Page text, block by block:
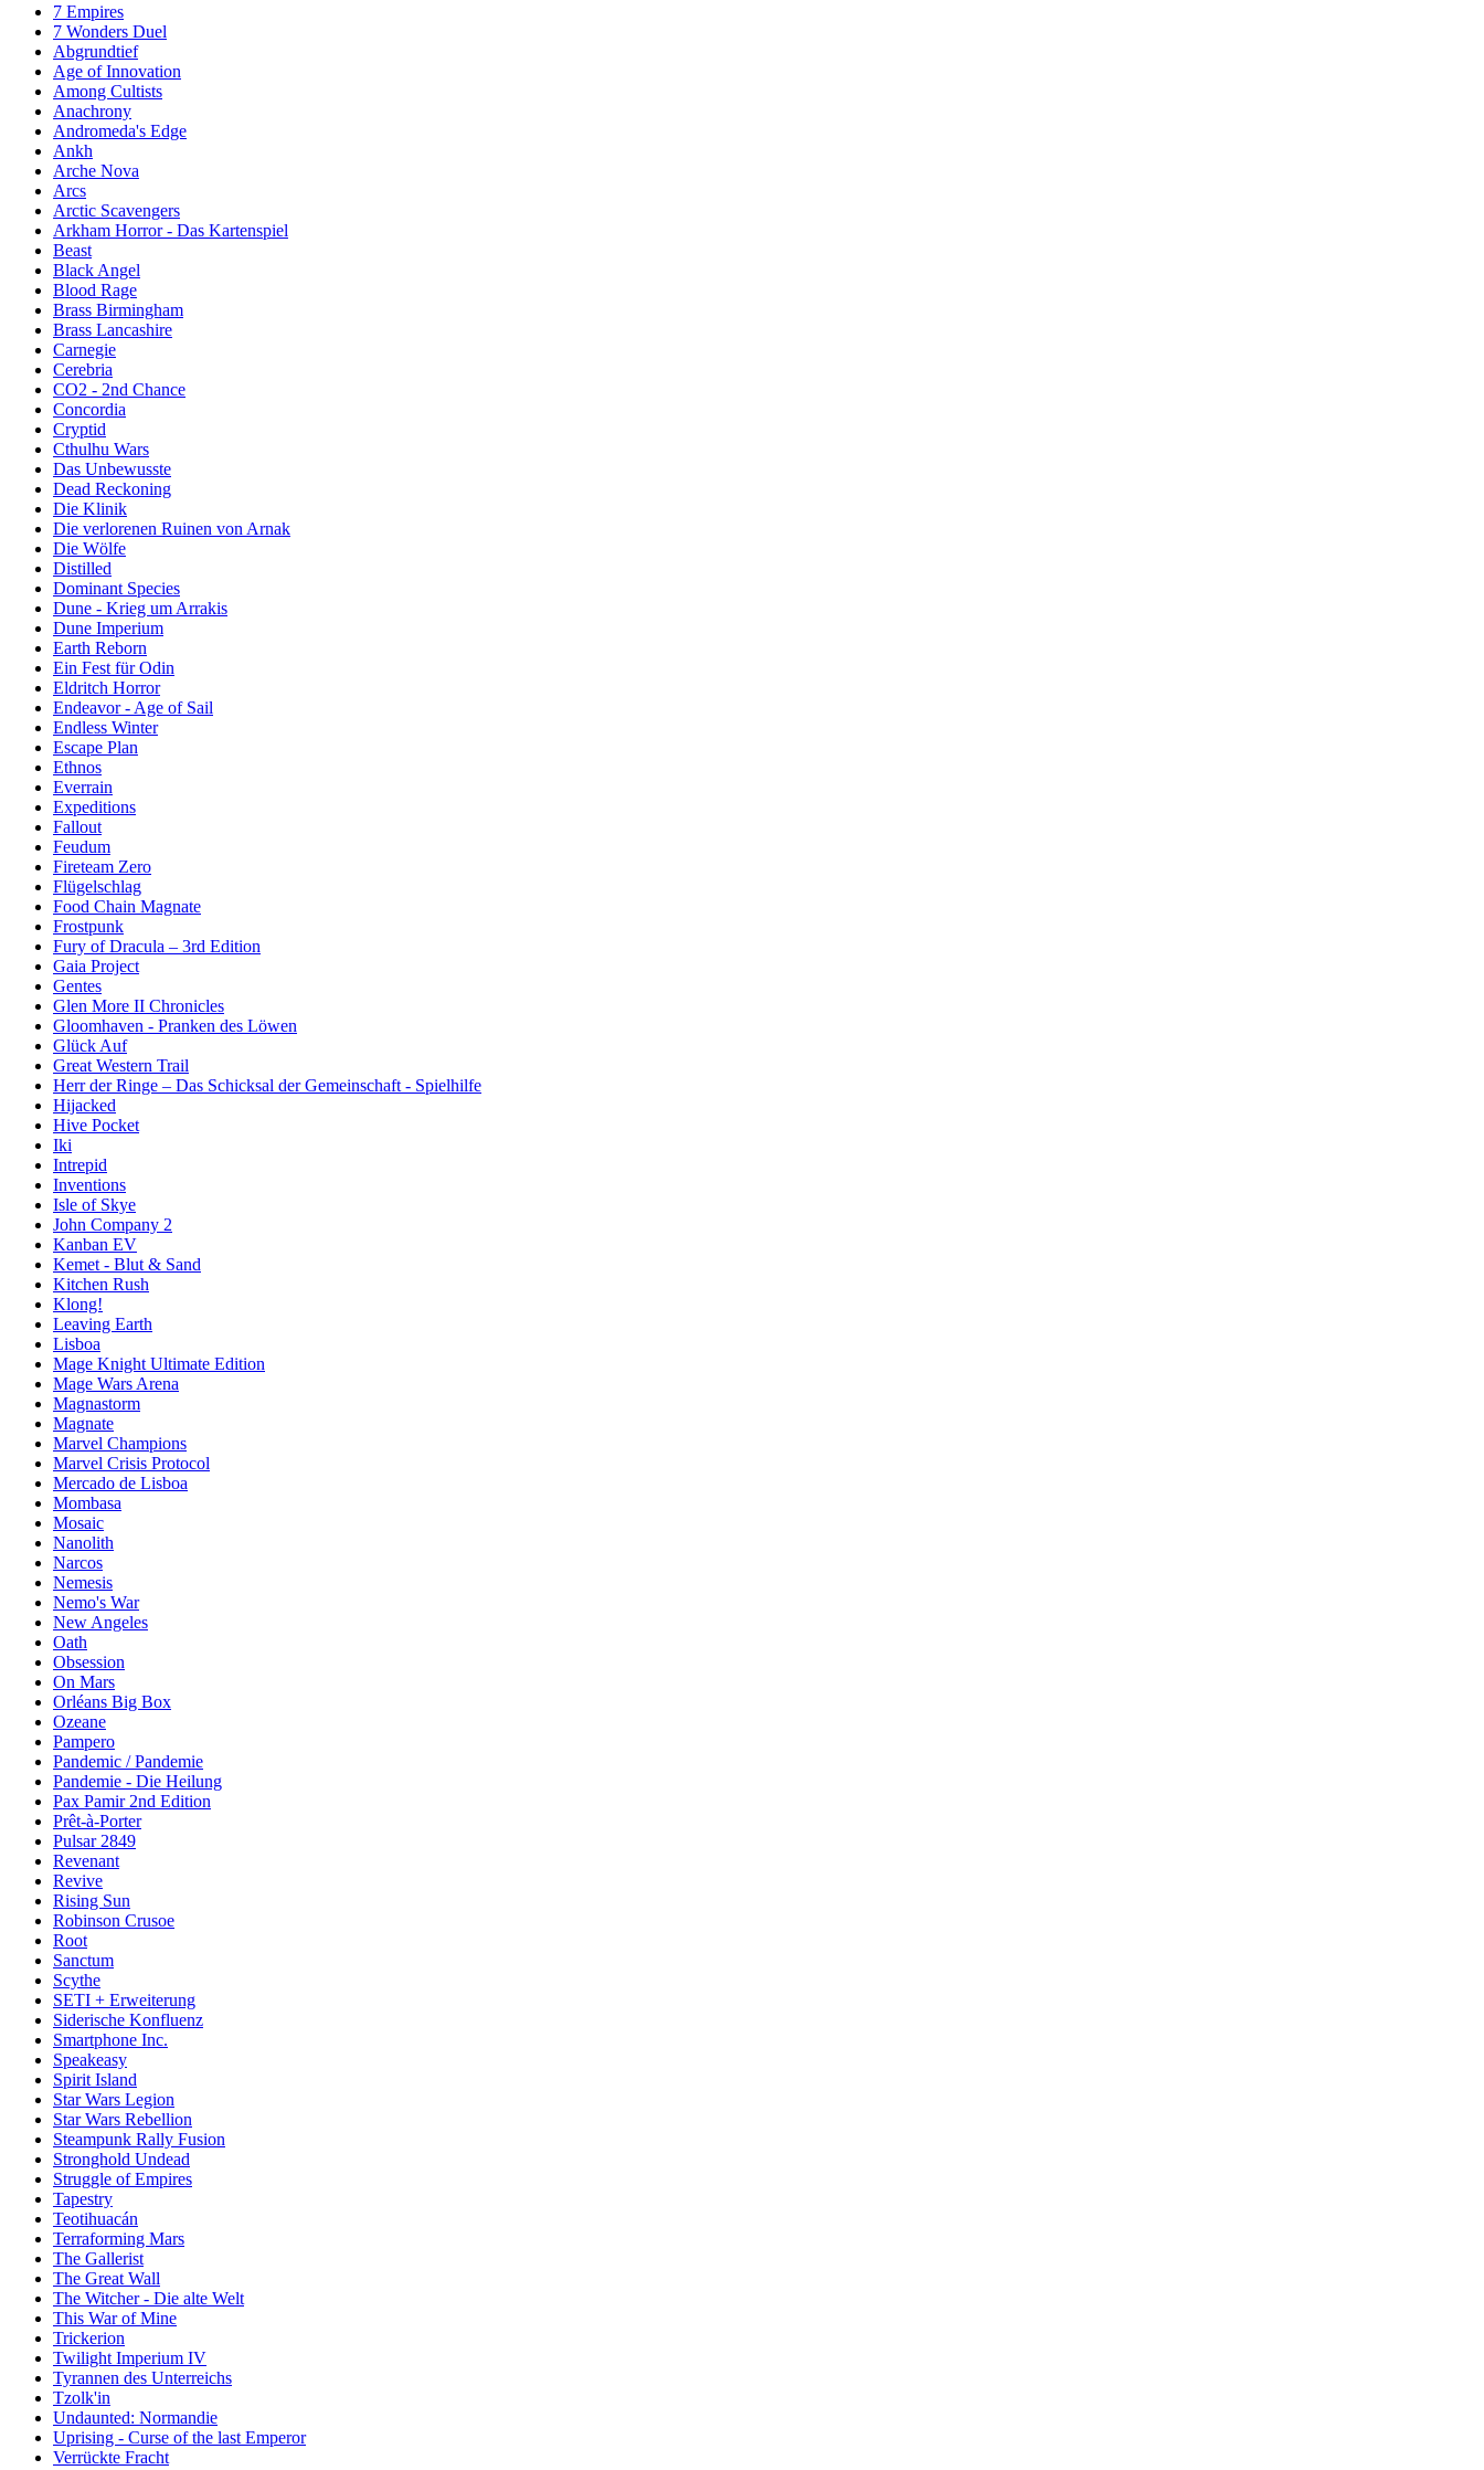
7 Empires
7 Wonders Duel
Abgrundtief
Age of Innovation
Among Cultists
Anachrony
Andromeda's Edge
Ankh
Arche Nova
Arcs
Arctic Scavengers
Arkham Horror - Das Kartenspiel
Beast
Black Angel
Blood Rage
Brass Birmingham
Brass Lancashire
Carnegie
Cerebria
CO2 - 2nd Chance
Concordia
Cryptid
Cthulhu Wars
Das Unbewusste
Dead Reckoning
Die Klinik
Die verlorenen Ruinen von Arnak
Die Wölfe
Distilled
Dominant Species
Dune - Krieg um Arrakis
Dune Imperium
Earth Reborn
Ein Fest für Odin
Eldritch Horror
Endeavor - Age of Sail
Endless Winter
Escape Plan
Ethnos
Everrain
Expeditions
Fallout
Feudum
Fireteam Zero
Flügelschlag
Food Chain Magnate
Frostpunk
Fury of Dracula – 3rd Edition
Gaia Project
Gentes
Glen More II Chronicles
Gloomhaven - Pranken des Löwen
Glück Auf
Great Western Trail
Herr der Ringe – Das Schicksal der Gemeinschaft - Spielhilfe
Hijacked
Hive Pocket
Iki
Intrepid
Inventions
Isle of Skye
John Company 2
Kanban EV
Kemet - Blut & Sand
Kitchen Rush
Klong!
Leaving Earth
Lisboa
Mage Knight Ultimate Edition
Mage Wars Arena
Magnastorm
Magnate
Marvel Champions
Marvel Crisis Protocol
Mercado de Lisboa
Mombasa
Mosaic
Nanolith
Narcos
Nemesis
Nemo's War
New Angeles
Oath
Obsession
On Mars
Orléans Big Box
Ozeane
Pampero
Pandemic / Pandemie
Pandemie - Die Heilung
Pax Pamir 2nd Edition
Prêt-à-Porter
Pulsar 2849
Revenant
Revive
Rising Sun
Robinson Crusoe
Root
Sanctum
Scythe
SETI + Erweiterung
Siderische Konfluenz
Smartphone Inc.
Speakeasy
Spirit Island
Star Wars Legion
Star Wars Rebellion
Steampunk Rally Fusion
Stronghold Undead
Struggle of Empires
Tapestry
Teotihuacán
Terraforming Mars
The Gallerist
The Great Wall
The Witcher - Die alte Welt
This War of Mine
Trickerion
Twilight Imperium IV
Tyrannen des Unterreichs
Tzolk'in
Undaunted: Normandie
Uprising - Curse of the last Emperor
Verrückte Fracht